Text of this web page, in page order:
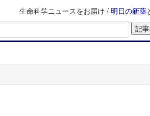
生命科学ニュースをお届け / 明日の新薬